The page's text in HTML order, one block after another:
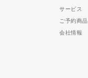
サービス
ご予約商品
会社情報